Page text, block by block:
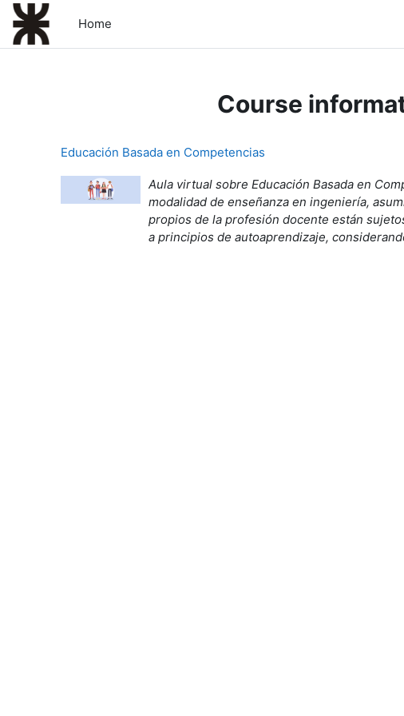
Skip to main content
Home
Course
Educación Basada en Competencias
Aula virtual sobre Educación Basada en
modalidad de enseñanza en ingeniería,
propios de la profesión docente están
a principios de autoaprendizaje,